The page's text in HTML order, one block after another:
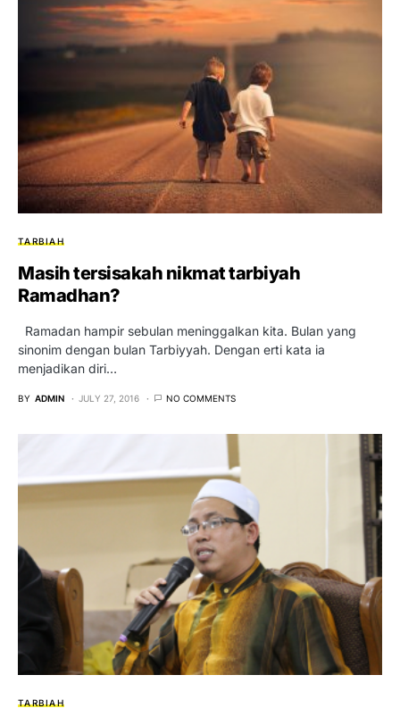
TARBIAH
Masih tersisakah nikmat tarbiyah
Ramadhan?
Ramadan hampir sebulan meninggalkan kita. Bulan yang
sinonim dengan bulan Tarbiyyah. Dengan erti kata ia
menjadikan diri…
BY ADMIN JULY 27, 2016 NO COMMENTS
TARBIAH